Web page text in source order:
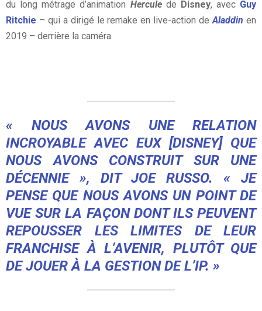
du long métrage d’animation Herculede Disney, avec Guy
Ritchie – qui a dirigé le remake en live-action deAladdin en
2019 – derrière la caméra.
« NOUS AVONS UNE RELATION
INCROYABLE AVEC EUX [DISNEY] QUE
NOUS AVONS CONSTRUIT SUR UNE
DÉCENNIE », DIT JOE RUSSO. « JE
PENSE QUE NOUS AVONS UN POINT DE
VUE SUR LA FAÇON DONT ILS PEUVENT
REPOUSSER LES LIMITES DE LEUR
FRANCHISE À L’AVENIR, PLUTÔT QUE
DE JOUER À LA GESTION DE L’IP. »